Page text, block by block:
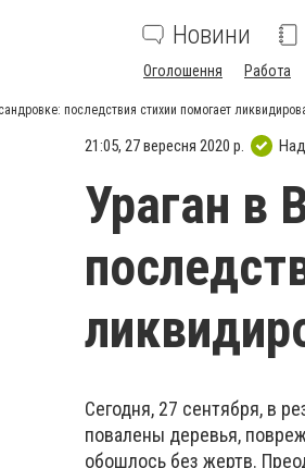
Новини
Оголошення Работа
последствия стихии помогает
21:05, 27 вересня 2020 р.
Ураган в
Сегодня, 27 сентября, в
повалены деревья, повреж
обошлось без жертв.